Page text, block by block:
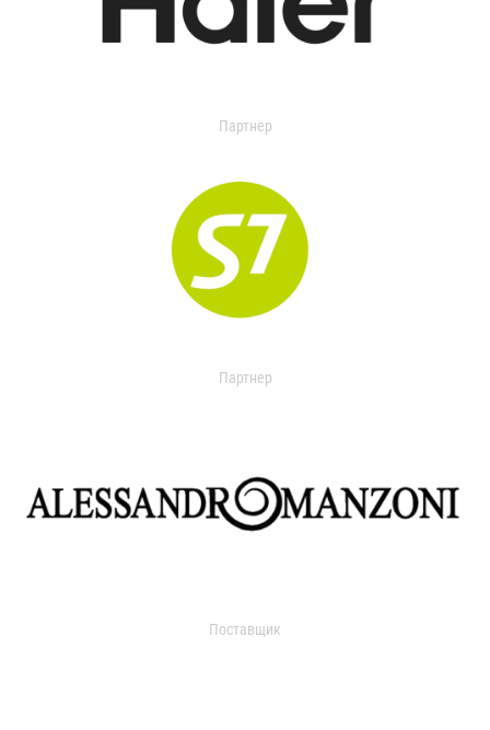
Партнер
Партнер
Поставщик